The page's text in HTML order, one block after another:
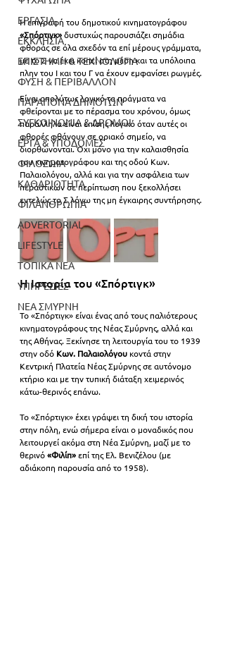
ΕΡΓΑΣΙΑ
ΕΚΚΛΗΣΙΑ
ΕΠΙΣΤΗΜΗ & ΤΕΧΝΟΛΟΓΙΑ
ΦΥΣΗ & ΠΕΡΙΒΑΛΛΟΝ
ΠΑΡΑΠΟΝΑ ΔΗΜΟΤΩΝ
ΣΥΓΚΟΙΝΩΝΙΑ & ΔΡΟΜΟΙ
ΕΡΓΑ & ΥΠΟΔΟΜΕΣ
ΦΙΛΟΖΩΙΑ
ΚΑΘΑΡΙΟΤΗΤΑ
ΦΙΛΑΝΘΡΩΠΙΑ
ADVERTORIAL
LIFESTYLE
ΤΟΠΙΚΑ ΝΕΑ
ΥΠΗΡΕΣΙΕΣ
ΝΕΑ ΣΜΥΡΝΗ
Η επιγραφή του δημοτικού κινηματογράφου
«Σπόρτιγκ» δυστυχώς παρουσιάζει σημάδια
φθοράς σε όλα σχεδόν τα επί μέρους γράμματα,
με το Σ να έχει κοπεί στη μέση και τα υπόλοιπα
πλην του Ι και του Γ να έχουν εμφανίσει ρωγμές.
Είναι απολύτως λογικό τα πράγματα να
φθείρονται με το πέρασμα του χρόνου, όμως
παράλληλα είναι επίσης λογικό όταν αυτές οι
φθορές φθάνουν σε οριακό σημείο, να
διορθώνονται. Όχι μόνο για την καλαισθησία
του κινηματογράφου και της οδού Κων.
Παλαιολόγου, αλλά και για την ασφάλεια των
περαστικών σε περίπτωση που ξεκολλήσει
εντελώς το Σ λόγω της μη έγκαιρης συντήρησης.
Η Ιστορία του «Σπόρτιγκ»
Το «Σπόρτιγκ» είναι ένας από τους παλιότερους
κινηματογράφους της Νέας Σμύρνης, αλλά και
της Αθήνας. Ξεκίνησε τη λειτουργία του το 1939
στην οδό Κων. Παλαιολόγου κοντά στην
Κεντρική Πλατεία Νέας Σμύρνης σε αυτόνομο
κτήριο και με την τυπική διάταξη χειμερινός
κάτω-θερινός επάνω.
Το «Σπόρτιγκ» έχει γράψει τη δική του ιστορία
στην πόλη, ενώ σήμερα είναι ο μοναδικός που
λειτουργεί ακόμα στη Νέα Σμύρνη, μαζί με το
θερινό «Φιλίπ» επί της Ελ. Βενιζέλου (με
αδιάκοπη παρουσία από το 1958).